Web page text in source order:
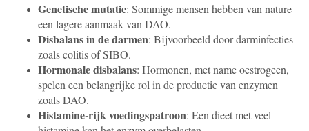
Genetische mutatie: Sommige mensen hebben van nature
een lagere aanmaak van DAO.
Disbalans in de darmen: Bijvoorbeeld door darminfecties
zoals colitis of SIBO.
Hormonale disbalans: Hormonen, met name oestrogeen,
spelen een belangrijke rol in de productie van enzymen
zoals DAO.
Histamine-rijk voedingspatroon: Een dieet met veel